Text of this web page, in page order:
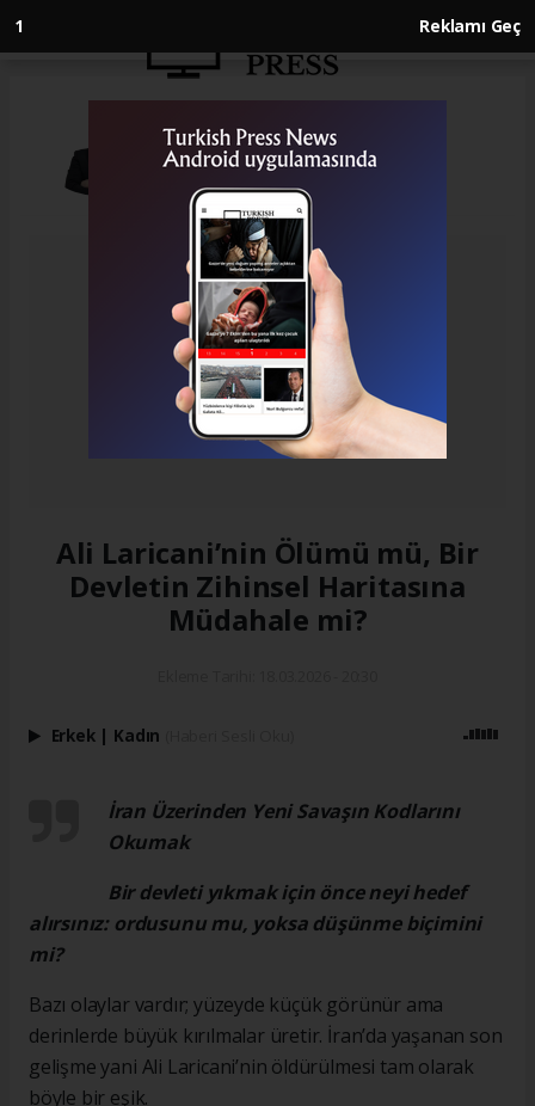
1 Reklamı Geç
Gürkan Karaçam
info@turkıshpress.co.uk
Ali Laricani’nin Ölümü mü, Bir
Devletin Zihinsel Haritasına
Müdahale mi?
Erkek | Kadın
İran Üzerinden Yeni Savaşın Kodlarını
Okumak
Bir devleti yıkmak için önce neyi hedef
alırsınız: ordusunu mu, yoksa düşünme biçimini
mi?
Bazı olaylar vardır; yüzeyde küçük görünür ama
derinlerde büyük kırılmalar üretir. İran’da yaşanan son
gelişme yani Ali Laricani’nin öldürülmesi tam olarak
böyle bir eşik.